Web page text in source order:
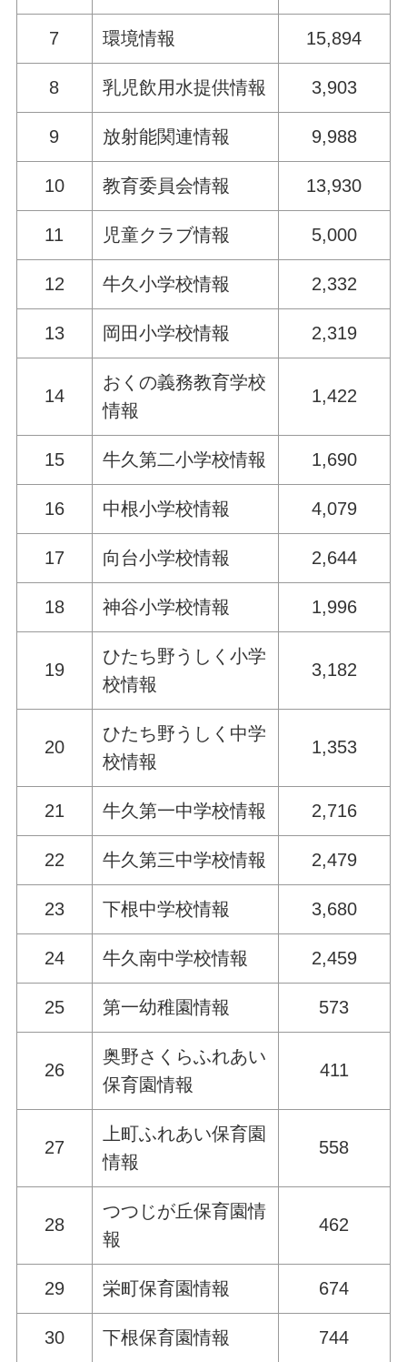
7 環境情報 15,894
8 乳児飲用水提供情報 3,903
9 放射能関連情報 9,988
10 教育委員会情報 13,930
11 児童クラブ情報 5,000
12 牛久小学校情報 2,332
13 岡田小学校情報 2,319
14
おくの義務教育学校
情報
1,422
15 牛久第二小学校情報 1,690
16 中根小学校情報 4,079
17 向台小学校情報 2,644
18 神谷小学校情報 1,996
19
ひたち野うしく小学
校情報
3,182
20
ひたち野うしく中学
校情報
1,353
21 牛久第一中学校情報 2,716
22 牛久第三中学校情報 2,479
23 下根中学校情報 3,680
24 牛久南中学校情報 2,459
25 第一幼稚園情報 573
26
奥野さくらふれあい
保育園情報
411
27
上町ふれあい保育園
情報
558
28
つつじが丘保育園情
報
462
29 栄町保育園情報 674
30 下根保育園情報 744